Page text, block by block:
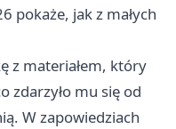
pokaże, jak z małych
z materiałem, który
zdarzyło mu się od
W zapowiedziach